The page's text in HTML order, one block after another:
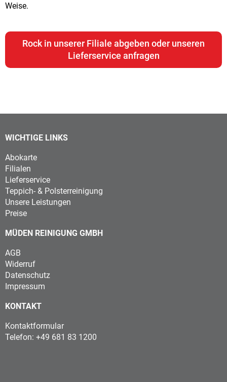
Weise.
Rock in unserer Filiale abgeben oder unseren
Lieferservice anfragen
WICHTIGE LINKS
Abokarte
Filialen
Lieferservice
Teppich- & Polsterreinigung
Unsere Leistungen
Preise
MÜDEN REINIGUNG GMBH
AGB
Widerruf
Datenschutz
Impressum
KONTAKT
Kontaktformular
Telefon: +49 681 83 1200